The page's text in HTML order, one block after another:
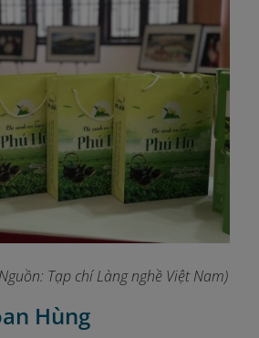
Tạp chí Làng nghề Việt Nam)
Hùng